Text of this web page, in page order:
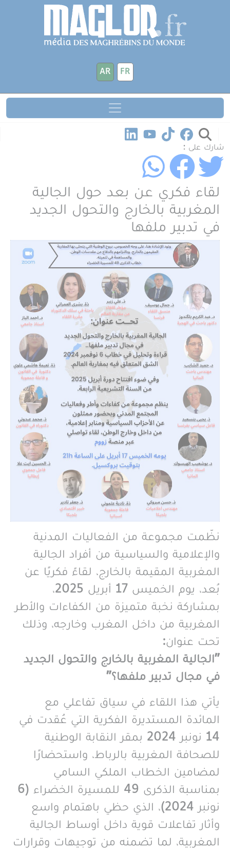
تجاوز إلى المحتوى الرئيسي
FR
AR
شارك على :
لقاء فكري عن بعد حول الجالية
المغربية بالخارج والتحول الجديد
في تدبير ملفها
نظّمت مجموعة من الفعاليات المدنية
والإعلامية والسياسية من أفراد الجالية
المغربية المقيمة بالخارج، لقاءً فكريًا عن
بُعد، يوم الخميس 17 أبريل 2025،
بمشاركة نخبة متميزة من الكفاءات والأطر
المغربية من داخل المغرب وخارجه، وذلك
تحت عنوان:
"الجالية المغربية بالخارج والتحول الجديد
في مجال تدبير ملفها؟"
يأتي هذا اللقاء في سياق تفاعلي مع
المائدة المستديرة الفكرية التي عُقدت في
14 نونبر 2024 بمقر النقابة الوطنية
للصحافة المغربية بالرباط، واستحضارًا
لمضامين الخطاب الملكي السامي
بمناسبة الذكرى 49 للمسيرة الخضراء (6
نونبر 2024)، الذي حظي باهتمام واسع
وأثار تفاعلات قوية داخل أوساط الجالية
المغربية، لما تضمنه من توجيهات وقرارات
لوحة إدارة ملفات تعريف الارتباط